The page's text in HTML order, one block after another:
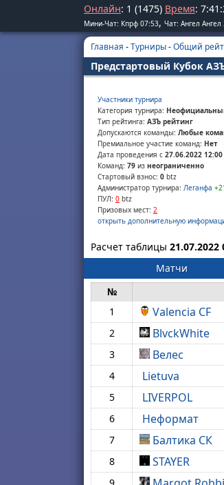
Онлайн: 1 (1475) Время: 7:41 :
Мини-Чат: Кпрф 07:53, Чат: Ангел Ангел
Главная -Турниры-Общий
Предстартовый Кубок
Участники турнира
Категория турнира:
Тип рейтинга: АЗЪ рейтинг
Допускаются команды: Любые
Премиальное участие команд: Нет
Дата проведения с 27.06.2022 12:00
Команд: 79 из неограниченно
Стартовый взнос: 0 btz
Администратор турнира: Леганфа
ПУЛ: 0 btz
Призовых мест: 2
открыть дополнительную
Расчет таблицы 21.07.2022
Матчи
№
1
Valencia CF
2
BlvckWhite
3
Велес
4
Lietuva
5
LIVERPOL
6
Неформат
7
Балтика СК
8
STAYER